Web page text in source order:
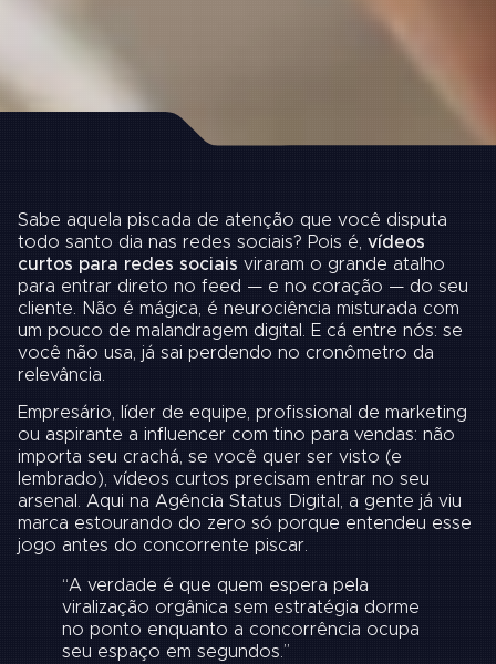
Sabe aquela piscada de atenção que você disputa
todo santo dia nas redes sociais? Pois é, vídeos
curtos para redes sociais viraram o grande atalho
para entrar direto no feed — e no coração — do seu
cliente. Não é mágica, é neurociência misturada com
um pouco de malandragem digital. E cá entre nós: se
você não usa, já sai perdendo no cronômetro da
relevância.
Empresário, líder de equipe, profissional de marketing
ou aspirante a influencer com tino para vendas: não
importa seu crachá, se você quer ser visto (e
lembrado), vídeos curtos precisam entrar no seu
arsenal. Aqui na Agência Status Digital, a gente já viu
marca estourando do zero só porque entendeu esse
jogo antes do concorrente piscar.
“A verdade é que quem espera pela
viralização orgânica sem estratégia dorme
no ponto enquanto a concorrência ocupa
seu espaço em segundos.”